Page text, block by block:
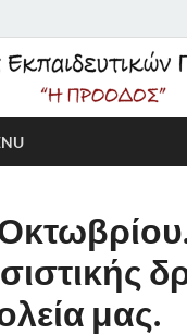
"Η
μας.